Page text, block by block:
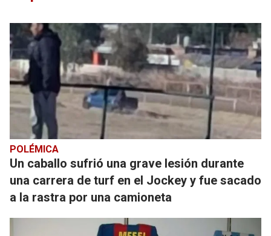
POLÉMICA
Un caballo sufrió una grave lesión durante
una carrera de turf en el Jockey y fue sacado
a la rastra por una camioneta